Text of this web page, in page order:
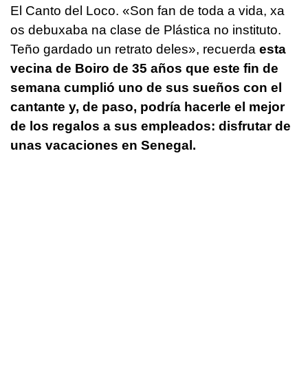
El Canto del Loco. «Son fan de toda a vida, xa
os debuxaba na clase de Plástica no instituto.
Teño gardado un retrato deles», recuerda esta
vecina de Boiro de 35 años que este fin de
semana cumplió uno de sus sueños con el
cantante y, de paso, podría hacerle el mejor
de los regalos a sus empleados: disfrutar de
unas vacaciones en Senegal.